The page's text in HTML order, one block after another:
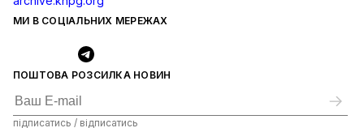
ПОШТОВА РОЗСИЛКА НОВИН
підписатись / відписатись
МИ В СОЦІАЛЬНИХ МЕРЕЖАХ